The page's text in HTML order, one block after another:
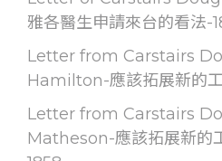
雅各醫生申請來台的看法-
Letter from Carstairs
Hamilton-應該拓展新的
Letter from Carstairs
Matheson-應該拓展新的